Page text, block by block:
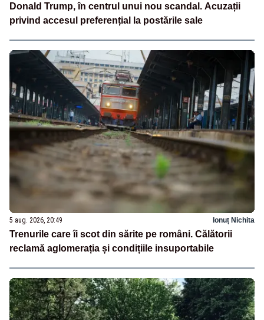
Donald Trump, în centrul unui nou scandal. Acuzații
privind accesul preferențial la postările sale
5 aug. 2026, 20:49 Ionuț Nichita
Trenurile care îi scot din sărite pe români. Călătorii
reclamă aglomerația și condițiile insuportabile